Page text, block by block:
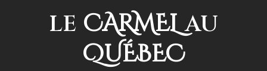
LE CARMELAU
QUÉBEC